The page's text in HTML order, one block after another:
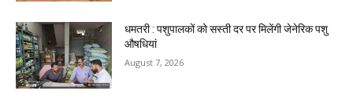
धमतरी : पशुपालकों को सस्ती दर पर मिलेंगी जेनेरिक पशु
औषधियां
August 7, 2026